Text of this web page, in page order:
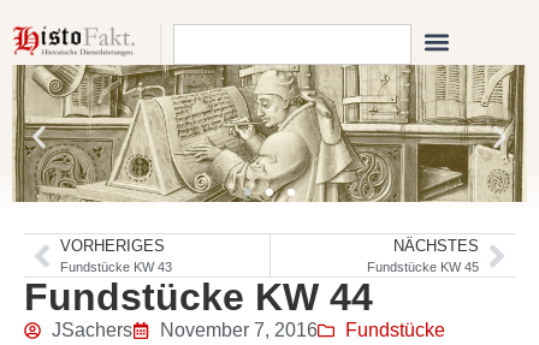
VORHERIGES
Fundstücke KW 43
NÄCHSTES
Fundstücke KW 45
Fundstücke KW 44
JSachers November 7, 2016
Fundstücke